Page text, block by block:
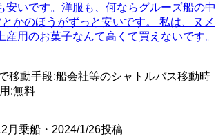
安いです。洋服も、何ならグルーズ船の中
かのほうがずっと安いです。 私は、ヌメ
産用のお菓子なんて高くて買えないです。
移動手段:船会社等のシャトルバス移動時
:無料
月乗船・2024/1/26投稿